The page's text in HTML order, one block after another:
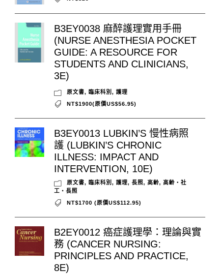
B3EY0038 麻醉護理實用手冊
(NURSE ANESTHESIA POCKET
GUIDE: A RESOURCE FOR
STUDENTS AND CLINICIANS,
3E)
原文書, 臨床科別 , 護理
NT$1900(原價US$56.95)
B3EY0013 LUBKIN’S 慢性病照
護 (LUBKIN’S CHRONIC
ILLNESS: IMPACT AND
INTERVENTION, 10E)
原文書, 臨床科別 , 護理, 長照, 高齡, 高齡‧社
工‧長照
NT$1700 (原價US$112.95)
B2EY0012 癌症護理學：理論與實
務 (CANCER NURSING:
PRINCIPLES AND PRACTICE,
8E)